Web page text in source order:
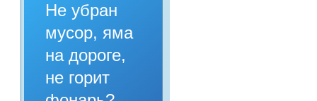
Не убран
мусор, яма
на дороге,
не горит